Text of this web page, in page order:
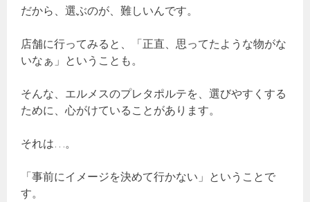
だから、選ぶのが、難しいんです。
店舗に行ってみると、「正直、思ってたような物がな
いなぁ」ということも。
そんな、エルメスのプレタポルテを、選びやすくする
ために、心がけていることがあります。
それは…。
「事前にイメージを決めて行かない」ということで
す。